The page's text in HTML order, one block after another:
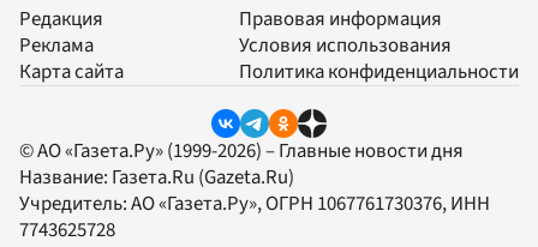
Редакция
Реклама
Карта сайта
Правовая информация
Условия использования
Политика конфиденциальности
© АО «Газета.Ру» (1999-2026) – Главные новости дня
Название: Газета.Ru (Gazeta.Ru)
Учредитель:АО «Газета.Ру», ОГРН 1067761730376, ИНН
7743625728